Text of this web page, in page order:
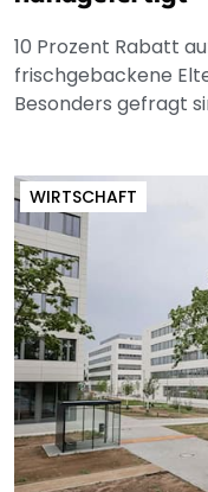
10 Prozent Rabatt
frischgebackene
Besonders gefragt
WIRTSCHAFT